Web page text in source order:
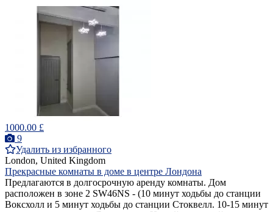
1000.00 £
9
Удалить из избранного
London, United Kingdom
Прекрасные комнаты в доме в центре Лондона
Предлагаются в долгосрочную аренду комнаты. Дом
расположен в зоне 2 SW46NS - (10 минут ходьбы до станции
Воксхолл и 5 минут ходьбы до станции Стоквелл. 10-15 минут